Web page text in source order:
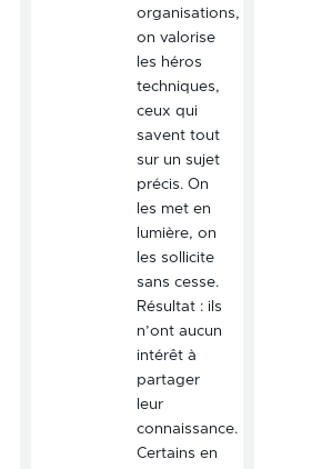
organisations,
on valorise
les héros
techniques,
ceux qui
savent tout
sur un sujet
précis. On
les met en
lumière, on
les sollicite
sans cesse.
Résultat : ils
n’ont aucun
intérêt à
partager
leur
connaissance.
Certains en